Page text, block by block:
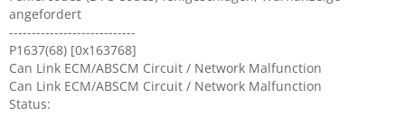
angefordert
----------------------------
P1637(68) [0x163768]
Can Link ECM/ABSCM Circuit / Network Malfunction
Can Link ECM/ABSCM Circuit / Network Malfunction
Status: